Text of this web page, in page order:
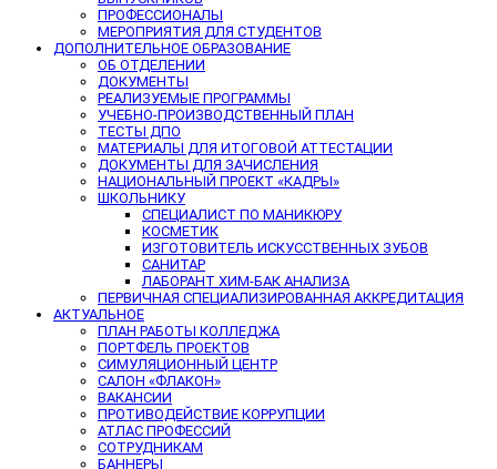
ПРОФЕССИОНАЛЫ
МЕРОПРИЯТИЯ ДЛЯ СТУДЕНТОВ
ДОПОЛНИТЕЛЬНОЕ ОБРАЗОВАНИЕ
ОБ ОТДЕЛЕНИИ
ДОКУМЕНТЫ
РЕАЛИЗУЕМЫЕ ПРОГРАММЫ
УЧЕБНО-ПРОИЗВОДСТВЕННЫЙ ПЛАН
ТЕСТЫ ДПО
МАТЕРИАЛЫ ДЛЯ ИТОГОВОЙ АТТЕСТАЦИИ
ДОКУМЕНТЫ ДЛЯ ЗАЧИСЛЕНИЯ
НАЦИОНАЛЬНЫЙ ПРОЕКТ «КАДРЫ»
ШКОЛЬНИКУ
СПЕЦИАЛИСТ ПО МАНИКЮРУ
КОСМЕТИК
ИЗГОТОВИТЕЛЬ ИСКУССТВЕННЫХ ЗУБОВ
САНИТАР
ЛАБОРАНТ ХИМ-БАК АНАЛИЗА
ПЕРВИЧНАЯ СПЕЦИАЛИЗИРОВАННАЯ АККРЕДИТАЦИЯ
АКТУАЛЬНОЕ
ПЛАН РАБОТЫ КОЛЛЕДЖА
ПОРТФЕЛЬ ПРОЕКТОВ
СИМУЛЯЦИОННЫЙ ЦЕНТР
САЛОН «ФЛАКОН»
ВАКАНСИИ
ПРОТИВОДЕЙСТВИЕ КОРРУПЦИИ
АТЛАС ПРОФЕССИЙ
СОТРУДНИКАМ
БАННЕРЫ